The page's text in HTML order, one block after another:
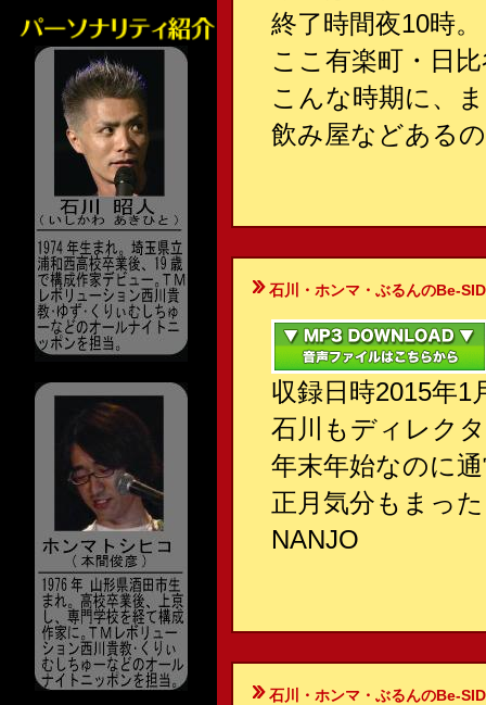
終了時間夜10時。
ここ有楽町・日
こんな時期に、
飲み屋などある
石川・ホンマ・ぶるんのBe-
収録日時2015年1
石川もディレク
年末年始なのに
正月気分もまっ
NANJO
石川・ホンマ・ぶるんのBe-